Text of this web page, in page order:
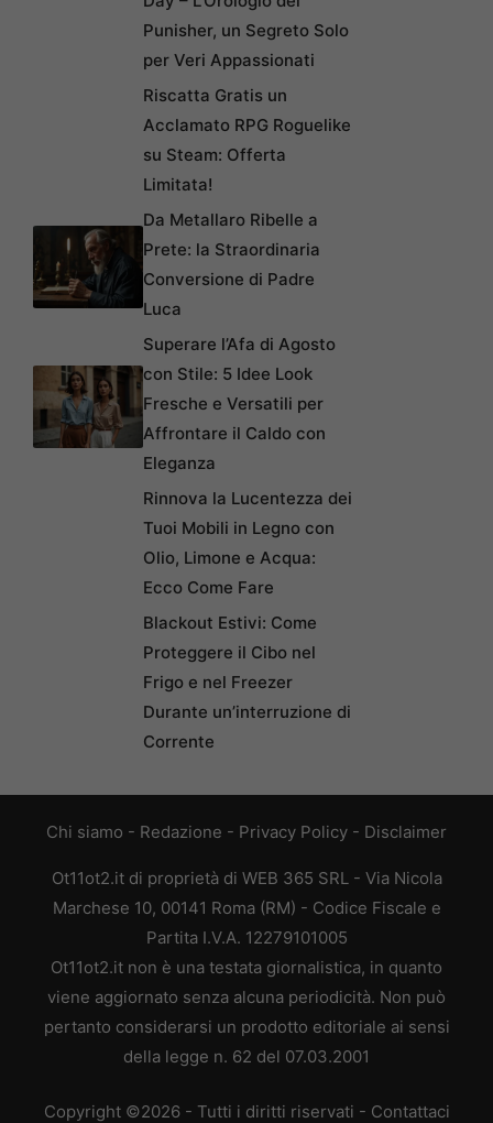
Punisher, un Segreto Solo
per Veri Appassionati
Riscatta Gratis un
Acclamato RPG Roguelike
su Steam: Offerta
Limitata!
Da Metallaro Ribelle a
Prete: la Straordinaria
Conversione di Padre
Luca
Superare l’Afa di Agosto
con Stile: 5 Idee Look
Fresche e Versatili per
Affrontare il Caldo con
Eleganza
Rinnova la Lucentezza dei
Tuoi Mobili in Legno con
Olio, Limone e Acqua:
Ecco Come Fare
Blackout Estivi: Come
Proteggere il Cibo nel
Frigo e nel Freezer
Durante un’interruzione di
Corrente
Chi siamo - Redazione - Privacy Policy - Disclaimer
Ot11ot2.it di proprietà di WEB 365 SRL - Via Nicola
Marchese 10, 00141 Roma (RM) - Codice Fiscale e
Partita I.V.A. 12279101005
Ot11ot2.it non è una testata giornalistica, in quanto
viene aggiornato senza alcuna periodicità. Non può
pertanto considerarsi un prodotto editoriale ai sensi
della legge n. 62 del 07.03.2001
Copyright ©2026 - Tutti i diritti riservati - Contattaci